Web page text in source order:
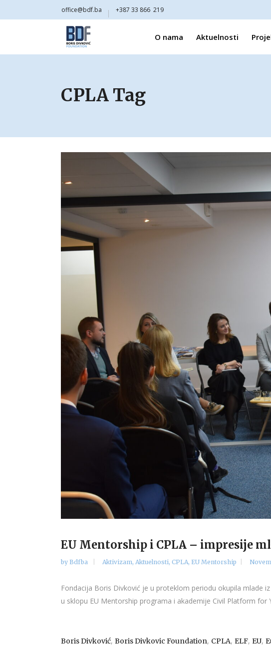
office@bdf.ba +387 33 866 219
O nama Aktuelnosti
CPLA Tag
EU Mentorship i CPLA – impresije
by Bdfba Aktivizam, Aktuelnosti, CPLA, EU Mentorship
Fondacija Boris Divković je u proteklom periodu okupila mlade
u sklopu EU Mentorship programa i akademije Civil Platform
Boris Divković, Boris Divkovic Foundation, CPLA, ELF, EU,